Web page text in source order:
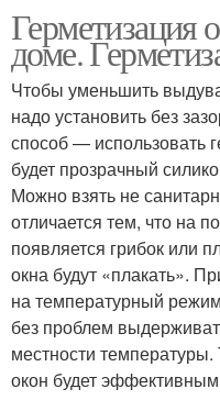
Герметизация
доме.
Чтобы уменьшить
надо установить без
способ — использовать
будет прозрачный
Можно взять не
отличается тем, что на
появляется грибок или
окна будут «плакать».
на температурный
без проблем
местности
окон будет